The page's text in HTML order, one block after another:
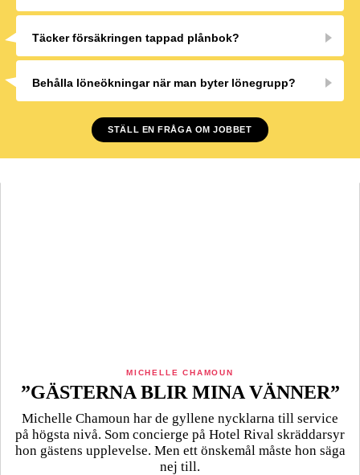
Täcker försäkringen tappad plånbok?
Behålla löneökningar när man byter lönegrupp?
STÄLL EN FRÅGA OM JOBBET
MICHELLE CHAMOUN
”GÄSTERNA BLIR MINA VÄNNER”
Michelle Chamoun har de gyllene nycklarna till service
på högsta nivå. Som concierge på Hotel Rival skräddarsyr
hon gästens upp­levelse. Men ett önskemål måste hon säga
nej till.